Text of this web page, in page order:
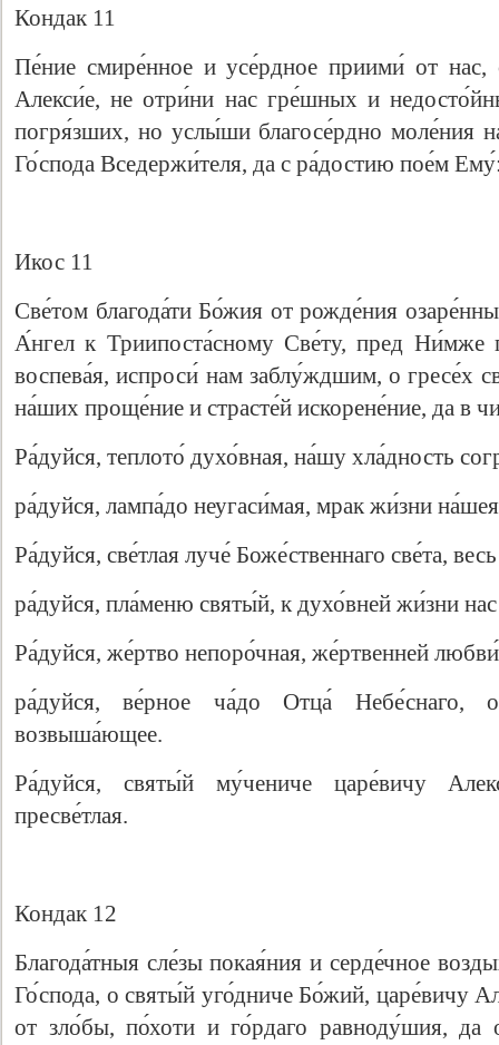
Кондак 11
Пе́ние смире́нное и усе́рдное приими́ от нас,
Алекси́е, не отри́ни нас гре́шных и
погря́зших, но услы́ши благосе́рдно моле́ния
Го́спода Вседержи́теля, да с ра́достию пое́м
Икос 11
Све́том благода́ти Бо́жия от рожде́ния
А́нгел к Триипоста́сному Све́ту, пред Ни́мже
воспева́я, испроси́ нам заблу́ждшим, о гресе́х
на́ших проще́ние и страсте́й искорене́ние, да в
Ра́дуйся, теплото́ духо́вная, на́шу хла́дность
ра́дуйся, лампа́до неугаси́мая, мрак жи́зни
Ра́дуйся, све́тлая луче́ Боже́ственнаго све́та,
ра́дуйся, пла́меню святы́й, к духо́вней жи́зни нас
Ра́дуйся, же́ртво непоро́чная, же́ртвенней
ра́дуйся, ве́рное ча́до Отца́ Небе́снаго,
возвыша́ющее.
Ра́дуйся, святы́й му́чениче царе́вичу
пресве́тлая.
Кондак 12
Благода́тныя сле́зы покая́ния и серде́чное
Го́спода, о святы́й уго́дниче Бо́жий, царе́вичу
от зло́бы, по́хоти и го́рдаго равноду́шия, да